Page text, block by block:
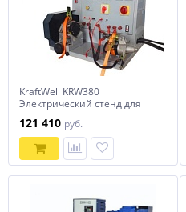
KraftWell KRW380
Электрический стенд для
стартеров
121 410 руб.